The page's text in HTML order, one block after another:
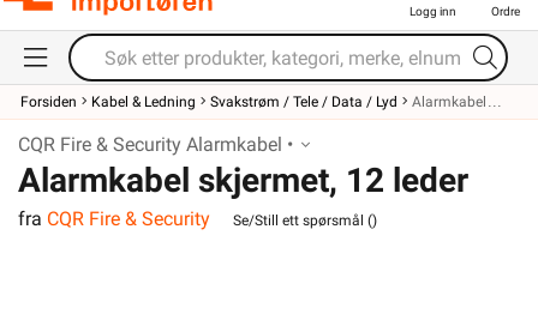
Logg inn Ordre
Forsiden Kabel & Ledning Svakstrøm / Tele / Data / Lyd Alarmkabel
CQR Fire & Security Alarmkabel •
Alarmkabel skjermet, 12 leder
fra CQR Fire & Security Se/Still ett spørsmål ()